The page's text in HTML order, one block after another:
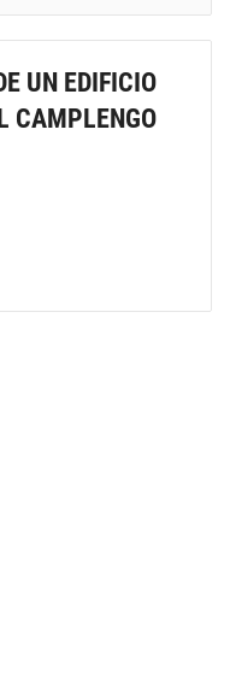
UN EDIFICIO
CAMPLENGO